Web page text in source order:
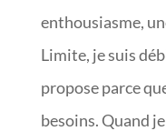
enthousiasme,
Limite, je suis
propose parce
besoins. Quand